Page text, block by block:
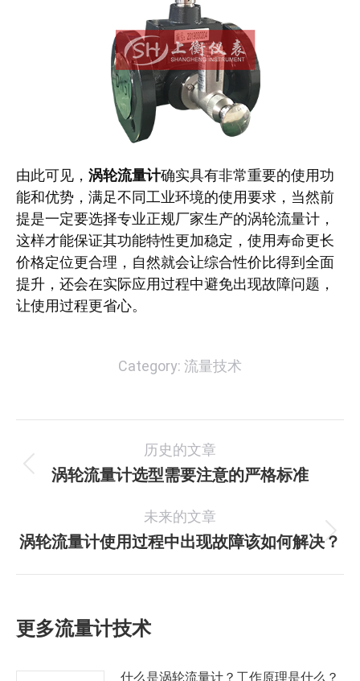
由此可见， 涡轮流量计确实具有非常重要的使用功
能和优势，满足不同工业环境的使用要求，当然前
提是一定要选择专业正规厂家生产的涡轮流量计，
这样才能保证其功能特性更加稳定，使用寿命更长
价格定位更合理，自然就会让综合性价比得到全面
提升，还会在实际应用过程中避免出现故障问题，
让使用过程更省心。
Category: 流量技术
章
航
历史的文章
历
的
文
涡轮流量计选型需要注意的严格标准
未来的文章
未
涡轮流量计使用过程中出现故障该如何解决？
更多流量计技术
什么是涡轮流量计？工作原理是什么？